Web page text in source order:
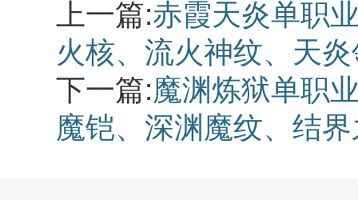
上一篇:赤霞天炎单职
火核、流火神纹、天
下一篇:魔渊炼狱单职
魔铠、深渊魔纹、结